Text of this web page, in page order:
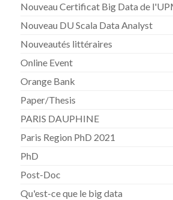
Nouveau Certificat Big Data de
Nouveau DU Scala Data Analyst
Nouveautés littéraires
Online Event
Orange Bank
Paper/Thesis
PARIS DAUPHINE
Paris Region PhD 2021
PhD
Post-Doc
Qu'est-ce que le big data